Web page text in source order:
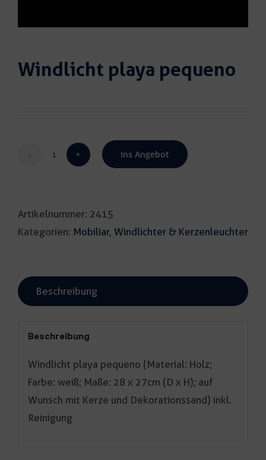
Windlicht playa pequeno
Windlicht
Menge
Ins Angebot
Artikelnummer: 2415
Kategorien: Mobiliar, Windlichter & Kerzenleuchter
Beschreibung
Beschreibung
Windlicht playa pequeno (Material: Holz;
Farbe: weiß; Maße: 28 x 27cm (D x H); auf
Wunsch mit Kerze und Dekorationssand) inkl.
Reinigung